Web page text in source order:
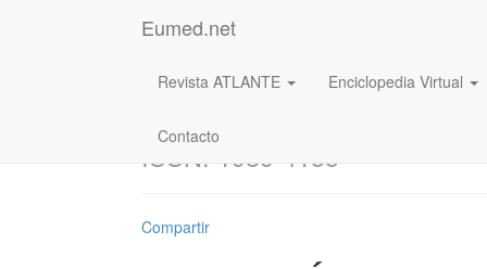
Eumed.net
Revista ATLANTE Enciclopedia Virtual
Contacto
Revista: Atlante.
ISSN: 1989-4155
Compartir